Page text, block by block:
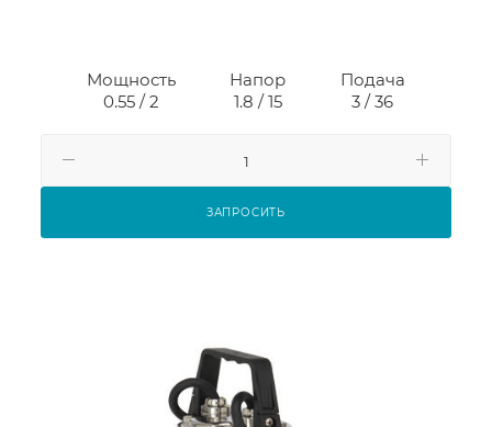
Мощность
0.55 / 2
Напор
1.8 / 15
Подача
3 / 36
ЗАПРОСИТЬ